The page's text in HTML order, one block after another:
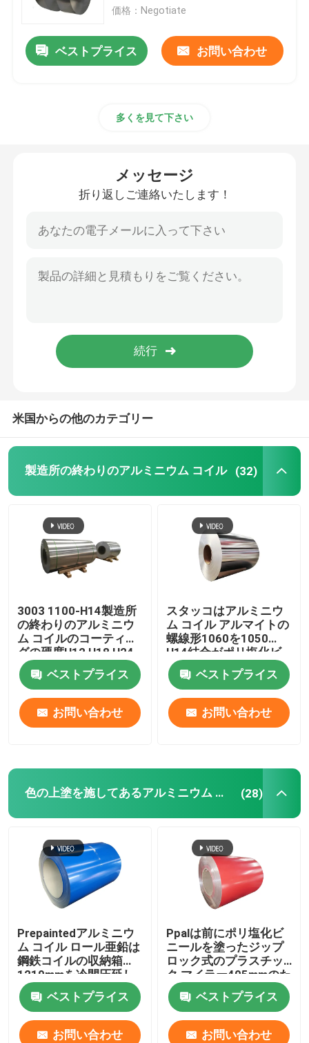
アルミ合金 シート
純粋なアルミニウム インゴット
固体アルミニウム棒
アルミホイルロール
価格：Negotiate
ベストプライス お問い合わせ
多くを見て下さい
メッセージ
折り返しご連絡いたします！
米国からの他のカテゴリー
製造所の終わりのアルミニウム コイル (32)
3003 1100-H14製造所
の終わりのアルミニウ
ム コイルのコーティン
グの硬度H12 H18 H24
H26 H28は0.027を冷間
圧延したベストプライス
お問い合わせ
スタッコはアルミニウ
ム コイル アルマイトの
螺線形1060を1050
H14結合がポリ塩化ビ
ニール0.1-300mmに塗
った浮彫りにした
ベストプライス
お問い合わせ
色の上塗を施してあるアルミニウム コイル (28)
Prepaintedアルミニウ
ム コイル ロール亜鉛は
鋼鉄コイルの収納箱
1219mmを冷間圧延し
た
ベストプライス
お問い合わせ
Ppalは前にポリ塩化ビ
ニールを塗ったジップ
ロック式のプラスチッ
ク マイラー405mmのた
めのアルミニウム コイ
ル1100に袋に入れる
300mmを505mm塗っ
た
ベストプライス
お問い合わせ